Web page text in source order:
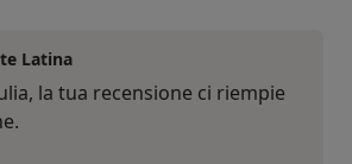
Latina
la tua recensione ci riempie